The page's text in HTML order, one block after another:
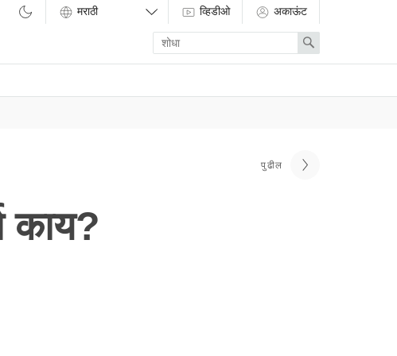
व्हिडीओ अकाऊंट
Enter
search
term
Search
पुढील
काय?